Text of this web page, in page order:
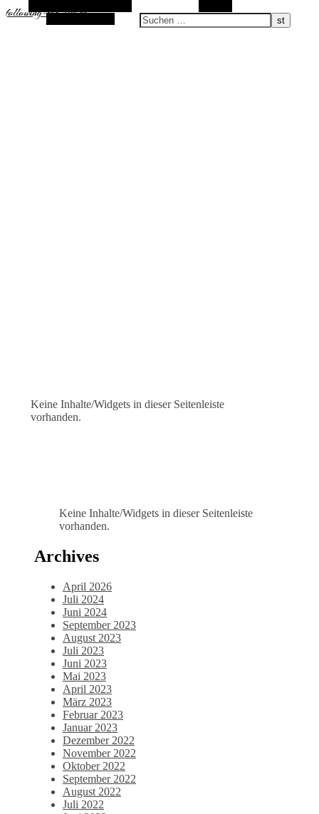
following-the-sun.de
Zufallsauswahl
Keine Inhalte/Widgets in dieser Seitenleiste
vorhanden.
Keine Inhalte/Widgets in dieser Seitenleiste
vorhanden.
Archives
April 2026
Juli 2024
Juni 2024
September 2023
August 2023
Juli 2023
Juni 2023
Mai 2023
April 2023
März 2023
Februar 2023
Januar 2023
Dezember 2022
November 2022
Oktober 2022
September 2022
August 2022
Juli 2022